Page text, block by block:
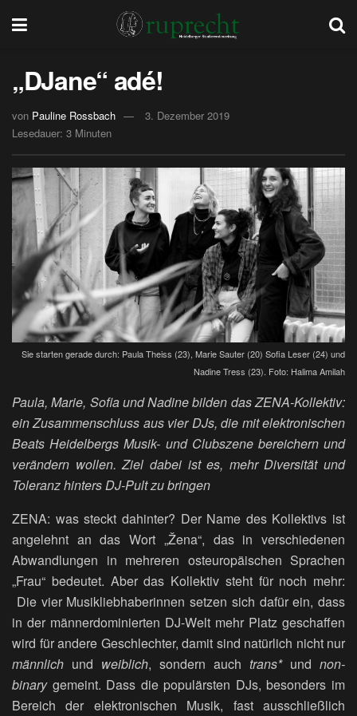
„DJane“ adé!
von Pauline Rossbach
3. Dezember 2019
Lesedauer: 3 Minuten
Sie starten gerade durch: Paula Theiss (23), Marie Sauter (20) Sofia Leser (24) und
Nadine Tress (23). Foto: Halima Amilah
Paula, Marie, Sofia und Nadine bilden das ZENA-Kollektiv:
ein Zusammenschluss aus vier DJs, die mit elektronischen
Beats Heidelbergs Musik- und Clubszene bereichern und
verändern wollen. Ziel dabei ist es, mehr Diversität und
Toleranz hinters DJ-Pult zu bringen
ZENA: was steckt dahinter? Der Name des Kollektivs ist
angelehnt an das Wort „Žena“, das in verschiedenen
Abwandlungen in mehreren osteuropäischen Sprachen
„Frau“ bedeutet. Aber das Kollektiv steht für noch mehr:
Die vier Musikliebhaberinnen setzen sich dafür ein, dass
in der männerdominierten DJ-Welt mehr Platz geschaffen
wird für andere Geschlechter, damit sind natürlich nicht nur
männlich und weiblich, sondern auch trans*und non-
binarygemeint. Dass die populärsten DJs, besonders im
Bereich der elektronischen Musik, fast ausschließlich